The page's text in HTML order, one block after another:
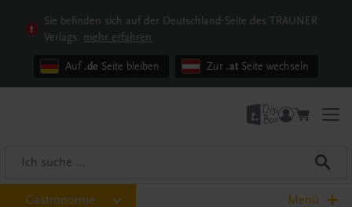
Sie befinden sich auf der Deutschland-Seite des TRAUNER
Verlags. mehr erfahren
Auf .de Seite bleiben Zur .at Seite wechseln
Gastronomie Menü